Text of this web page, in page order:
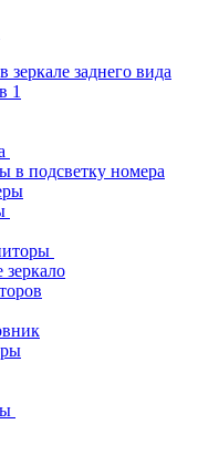
зеркале заднего вида
1
в подсветку номера